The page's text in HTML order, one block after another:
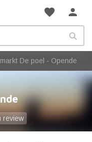
favorite person
De poel - Opende
review